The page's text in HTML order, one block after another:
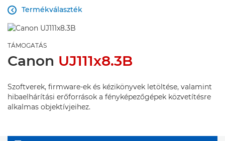
Termékválaszték

TÁMOGATÁS
Canon UJ111x8.3B
Szoftverek, firmware-ek és kézikönyvek letöltése, valamint
hibaelhárítási erőforrások a fényképezőgépek közvetítésre
alkalmas objektívjeihez.